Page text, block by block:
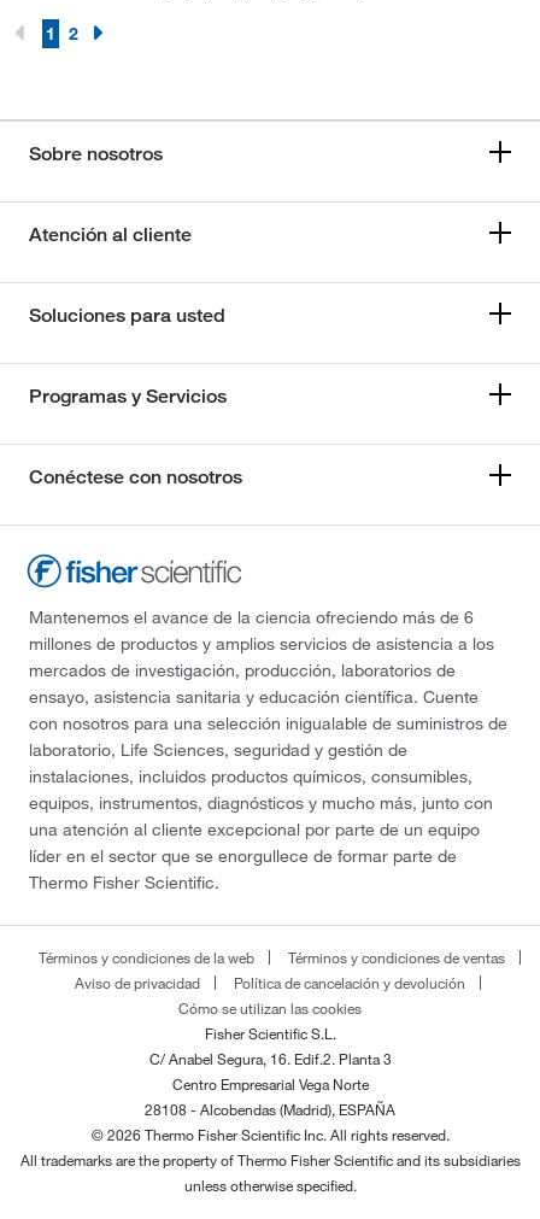
1 2
Sobre nosotros
Atención al cliente
Soluciones para usted
Programas y Servicios
Conéctese con nosotros
Mantenemos el avance de la ciencia ofreciendo más de 6
millones de productos y amplios servicios de asistencia a los
mercados de investigación, producción, laboratorios de
ensayo, asistencia sanitaria y educación científica. Cuente
con nosotros para una selección inigualable de suministros de
laboratorio, Life Sciences, seguridad y gestión de
instalaciones, incluidos productos químicos, consumibles,
equipos, instrumentos, diagnósticos y mucho más, junto con
una atención al cliente excepcional por parte de un equipo
líder en el sector que se enorgullece de formar parte de
Thermo Fisher Scientific.
Términos y condiciones de la web
Términos y condiciones de ventas
Aviso de privacidad
Política de cancelación y devolución
Cómo se utilizan las cookies
Fisher Scientific S.L.
C/ Anabel Segura, 16. Edif.2. Planta 3
Centro Empresarial Vega Norte
28108 - Alcobendas (Madrid), ESPAÑA
© 2026 Thermo Fisher Scientific Inc. All rights reserved.
All trademarks are the property of Thermo Fisher Scientific and its subsidiaries
unless otherwise specified.